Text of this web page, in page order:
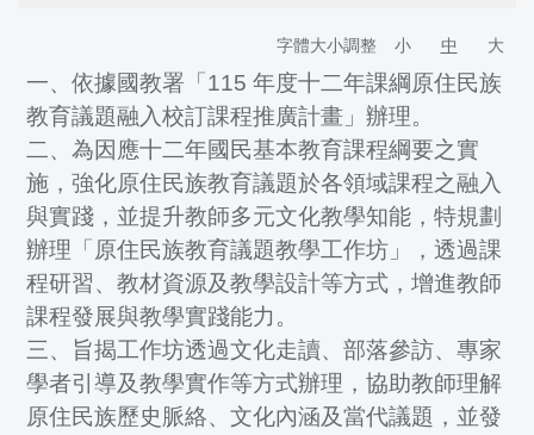
字體大小調整 小 中 大
一、依據國教署「115 年度十二年課綱原住民族
教育議題融入校訂課程推廣計畫」辦理。
二、為因應十二年國民基本教育課程綱要之實
施，強化原住民族教育議題於各領域課程之融入
與實踐，並提升教師多元文化教學知能，特規劃
辦理「原住民族教育議題教學工作坊」，透過課
程研習、教材資源及教學設計等方式，增進教師
課程發展與教學實踐能力。
三、旨揭工作坊透過文化走讀、部落參訪、專家
學者引導及教學實作等方式辦理，協助教師理解
原住民族歷史脈絡、文化內涵及當代議題，並發